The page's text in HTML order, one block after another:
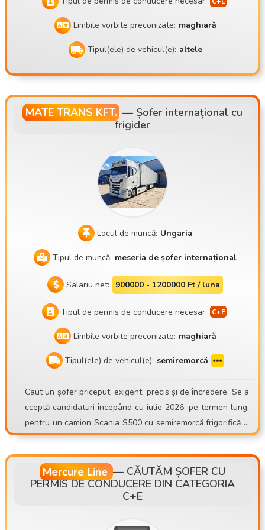
Limbile vorbite preconizate: maghiară
Tipul(ele) de vehicul(e): altele
MATE TRANS KFT. — Șofer internațional cu
frigider
Locul de muncă: Ungaria
Tipul de muncă: meseria de șofer internațional
Salariu net: 900000 - 1200000 Ft / luna
Tipul de permis de conducere necesar:
Limbile vorbite preconizate: maghiară
Tipul(ele) de vehicul(e): semiremorcă
Caut un șofer priceput, exigent, precis și de încredere. Se a
cceptă candidaturi începând cu iulie 2026, pe termen lung,
pentru un camion Scania S500 cu semiremorcă frigorifică S
chmitz Sko24. Mate Trans Kft. https://matetrans.webnode.h
u/ Motto-ul nostru este „Profin sau deloc!” Din cauza EXTIN
DERII FLOTEI, avem un post vacant de șofer! Aștept candid
aturile șoferilor cu experiență pentru transport internaționa
Mercure Line — CĂUTĂM ȘOFER CU
PERMIS DE CONDUCERE DIN CATEGORIA
C+E